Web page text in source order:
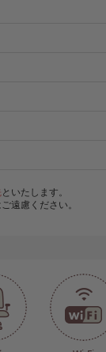
といたします。
遠慮ください。